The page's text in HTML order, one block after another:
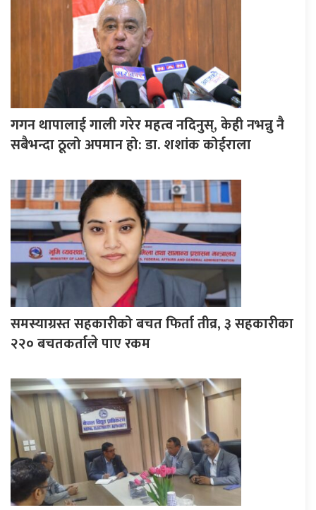
गगन थापालाई गाली गरेर महत्व नदिनुस्, केही नभन्नु नै
सबैभन्दा ठूलो अपमान हो: डा. शशांक कोईराला
समस्याग्रस्त सहकारीको बचत फिर्ता तीव्र, ३ सहकारीका
२२० बचतकर्ताले पाए रकम